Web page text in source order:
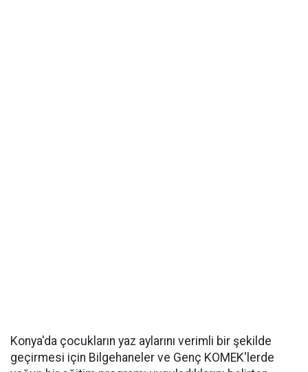
Konya'da çocukların yaz aylarını verimli bir şekilde
geçirmesi için Bilgehaneler ve Genç KOMEK'lerde